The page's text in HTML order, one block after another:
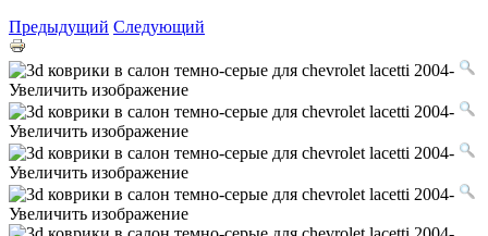
Предыдущий Следующий
Увеличить изображение
Увеличить изображение
Увеличить изображение
Увеличить изображение